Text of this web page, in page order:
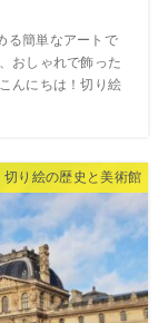
る簡単なアートで
おしゃれで飾った
んにちは！切り絵
切り絵の歴史と美術館